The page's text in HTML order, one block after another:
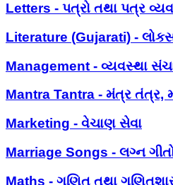
Letters - પત્રો તથા પત્ર
Literature (Gujarati) -
Management - વ્યવસ્થા
Mantra Tantra - મંત્ર તંત્ર,
Marketing - વેચાણ સેવા
Marriage Songs - લગ્ન
Maths - ગણિત તથા